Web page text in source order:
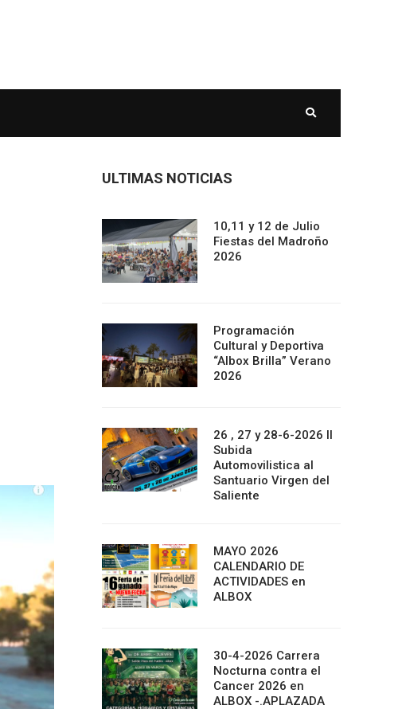
ULTIMAS NOTICIAS
10,11 y 12 de Julio
Fiestas del Madroño
2026
Programación
Cultural y Deportiva
“Albox Brilla” Verano
2026
26 , 27 y 28-6-2026 II
Subida
Automovilistica al
Santuario Virgen del
Saliente
MAYO 2026
CALENDARIO DE
ACTIVIDADES en
ALBOX
30-4-2026 Carrera
Nocturna contra el
Cancer 2026 en
ALBOX -.APLAZADA